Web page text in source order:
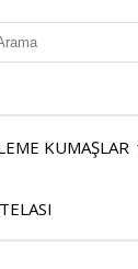
KUMAŞLAR